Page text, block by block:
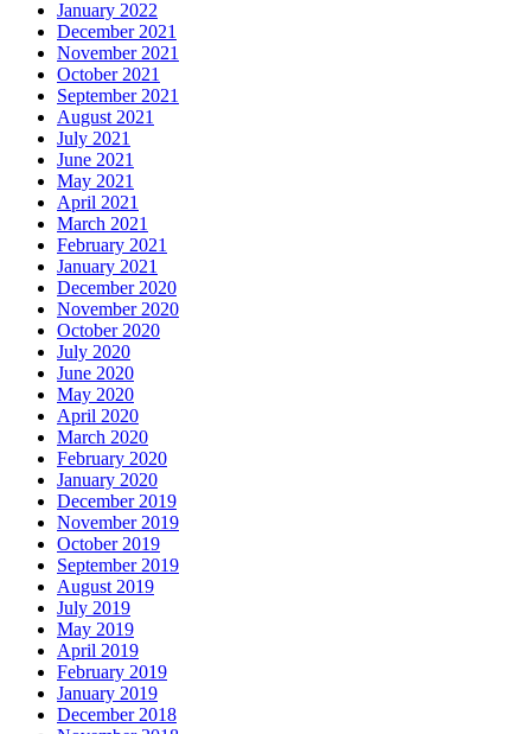
January 2022
December 2021
November 2021
October 2021
September 2021
August 2021
July 2021
June 2021
May 2021
April 2021
March 2021
February 2021
January 2021
December 2020
November 2020
October 2020
July 2020
June 2020
May 2020
April 2020
March 2020
February 2020
January 2020
December 2019
November 2019
October 2019
September 2019
August 2019
July 2019
May 2019
April 2019
February 2019
January 2019
December 2018